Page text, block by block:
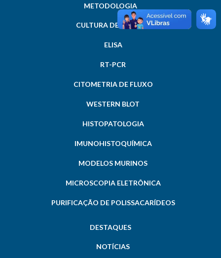
METODOLOGIA
CULTURA DE CÉLULAS
ELISA
RT-PCR
CITOMETRIA DE FLUXO
WESTERN BLOT
HISTOPATOLOGIA
IMUNOHISTOQUÍMICA
MODELOS MURINOS
MICROSCOPIA ELETRÔNICA
PURIFICAÇÃO DE POLISSACARÍDEOS
DESTAQUES
NOTÍCIAS